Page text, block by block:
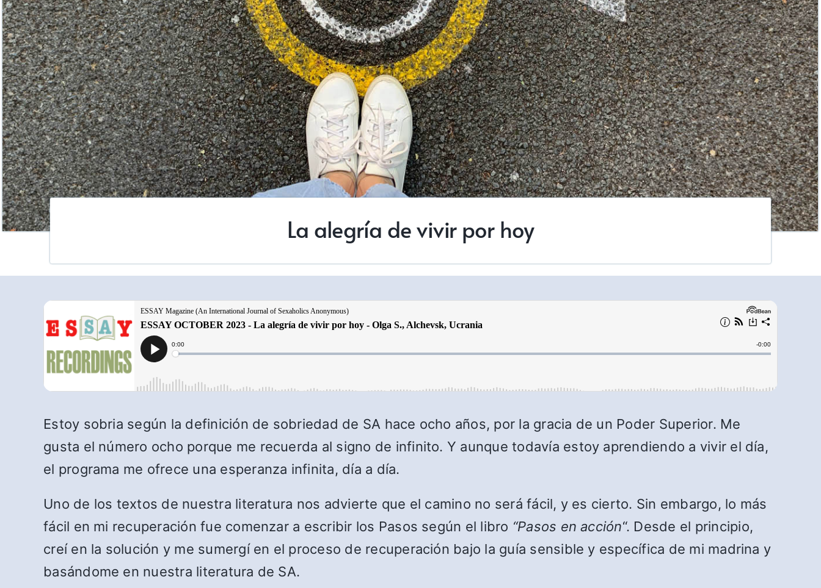
La alegría de vivir por hoy
Estoy sobria según la definición de sobriedad de SA hace ocho años, por la gracia de un Poder Superior. Me
gusta el número ocho porque me recuerda al signo de infinito. Y aunque todavía estoy aprendiendo a vivir el día,
el programa me ofrece una esperanza infinita, día a día.
Uno de los textos de nuestra literatura nos advierte que el camino no será fácil, y es cierto. Sin embargo, lo más
fácil en mi recuperación fue comenzar a escribir los Pasos según el libro “Pasos en acción“. Desde el principio,
creí en la solución y me sumergí en el proceso de recuperación bajo la guía sensible y específica de mi madrina y
basándome en nuestra literatura de SA.